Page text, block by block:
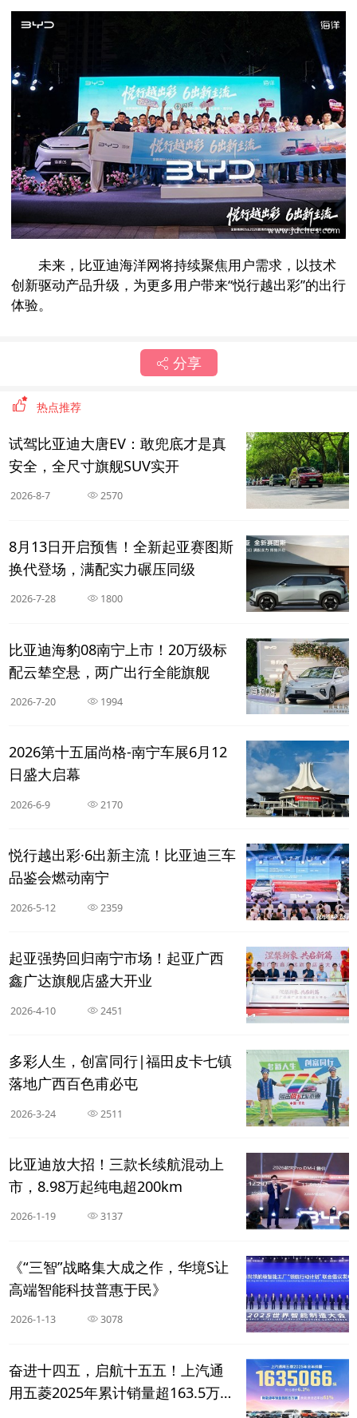
未来，比亚迪海洋网将持续聚焦用户需求，以技术
创新驱动产品升级，为更多用户带来“悦行越出彩”的出行
体验。
分享
热点推荐
试驾比亚迪大唐EV：敢兜底才是真
安全，全尺寸旗舰SUV实开
2026-8-7 2570
8月13日开启预售！全新起亚赛图斯
换代登场，满配实力碾压同级
2026-7-28 1800
比亚迪海豹08南宁上市！20万级标
配云辇空悬，两广出行全能旗舰
2026-7-20 1994
2026第十五届尚格-南宁车展6月12
日盛大启幕
2026-6-9 2170
悦行越出彩·6出新主流！比亚迪三车
品鉴会燃动南宁
2026-5-12 2359
起亚强势回归南宁市场！起亚广西
鑫广达旗舰店盛大开业
2026-4-10 2451
多彩人生，创富同行|福田皮卡七镇
落地广西百色甫必屯
2026-3-24 2511
比亚迪放大招！三款长续航混动上
市，8.98万起纯电超200km
2026-1-19 3137
《“三智”战略集大成之作，华境S让
高端智能科技普惠于民》
2026-1-13 3078
奋进十四五，启航十五五！上汽通
用五菱2025年累计销量超163.5万